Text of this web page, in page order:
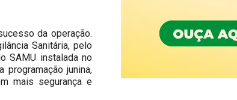
da operação.
Sanitária, pelo
SAMU instalada no
junina,
mais segurança e